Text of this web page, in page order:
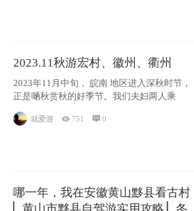
2023.11秋游宏村、徽州、衢州
2023年11月中旬， 皖南 地区进入深秋时节，
正是嗮秋赏秋的好季节。我们夫妇两人乘
就爱游 751 0
哪一年，我在安徽黄山黟县看古村